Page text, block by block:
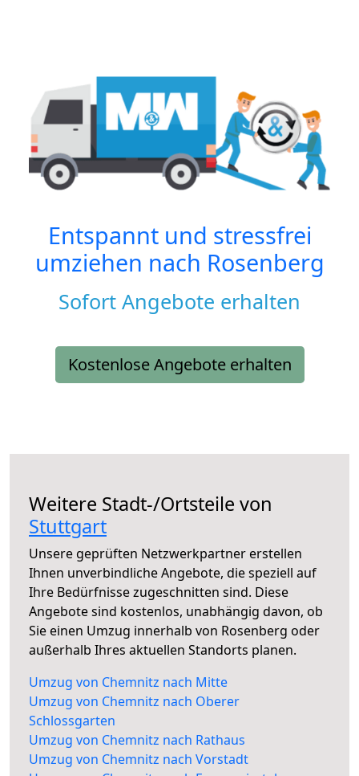
Entspannt und stressfrei
umziehen nach Rosenberg
Sofort Angebote erhalten
Kostenlose Angebote erhalten
Weitere Stadt-/Ortsteile von
Stuttgart
Unsere geprüften Netzwerkpartner erstellen
Ihnen unverbindliche Angebote, die speziell auf
Ihre Bedürfnisse zugeschnitten sind. Diese
Angebote sind kostenlos, unabhängig davon, ob
Sie einen Umzug innerhalb von Rosenberg oder
außerhalb Ihres aktuellen Standorts planen.
Umzug von Chemnitz nach Mitte
Umzug von Chemnitz nach Oberer
Schlossgarten
Umzug von Chemnitz nach Rathaus
Umzug von Chemnitz nach Vorstadt